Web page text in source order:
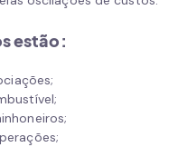
estão: